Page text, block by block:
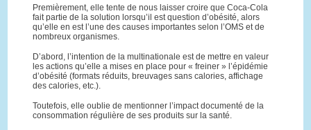
Premièrement, elle tente de nous laisser croire que Coca-Cola
fait partie de la solution lorsqu’il est question d’obésité, alors
qu’elle en est l’une des causes importantes selon l’OMS et de
nombreux organismes.
D’abord, l’intention de la multinationale est de mettre en valeur
les actions qu’elle a mises en place pour « freiner » l’épidémie
d’obésité (formats réduits, breuvages sans calories, affichage
des calories, etc.).
Toutefois, elle oublie de mentionner l’impact documenté de la
consommation régulière de ses produits sur la santé.